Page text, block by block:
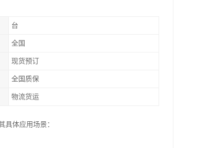
台
全国
现货预订
全国质保
物流货运
具体应用场景：